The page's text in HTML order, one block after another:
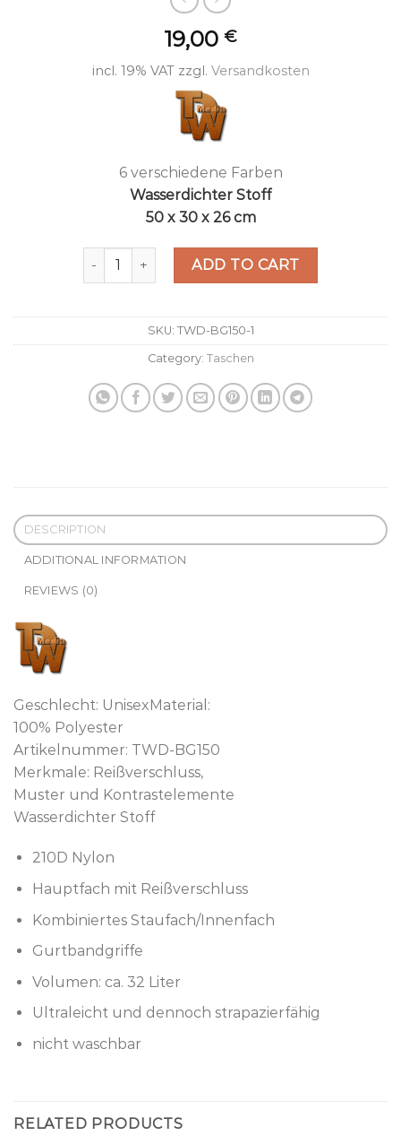
19,00 €
incl. 19% VAT zzgl. Versandkosten
6 verschiedene Farben
Wasserdichter Stoff
50 x 30 x 26 cm
Packaway Barrel Bag schwarz/rosa quantity
ADD TO CART
SKU: TWD-BG150-1
Category: Taschen
DESCRIPTION
ADDITIONAL INFORMATION
REVIEWS (0)
Geschlecht: UnisexMaterial:
100% Polyester
Artikelnummer: TWD-BG150
Merkmale: Reißverschluss,
Muster und Kontrastelemente
Wasserdichter Stoff
210D Nylon
Hauptfach mit Reißverschluss
Kombiniertes Staufach/Innenfach
Gurtbandgriffe
Volumen: ca. 32 Liter
Ultraleicht und dennoch strapazierfähig
nicht waschbar
RELATED PRODUCTS